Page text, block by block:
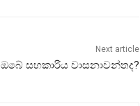
Next article
ඔබේ සහකාරිය වාසනාවන්තද?